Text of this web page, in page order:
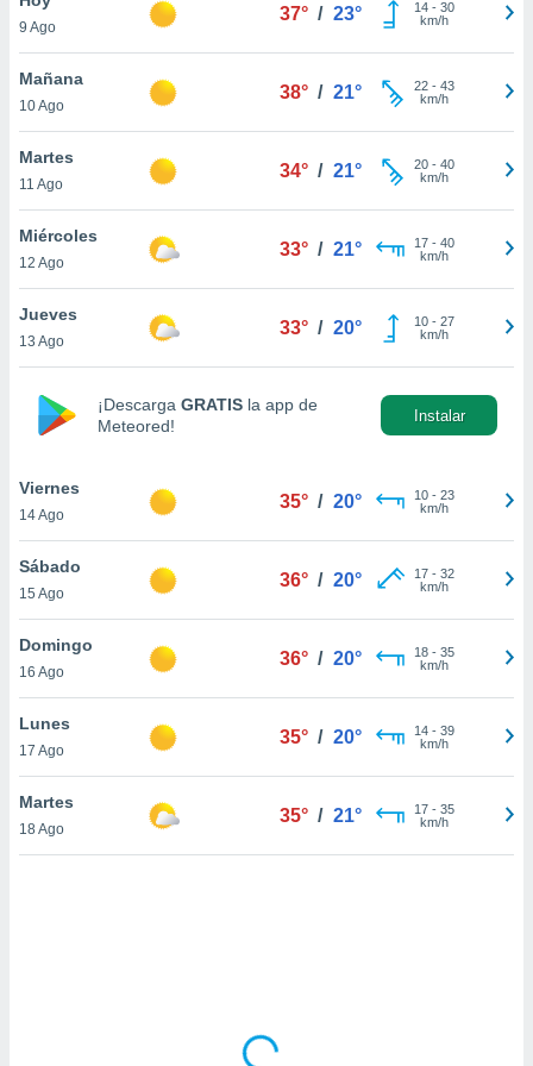
en
más
nuestra
de
aceptar
de
sitio
En
sean
el sitio
ni para
o
9 Ago
37° / 23° 14- 30
km/h
Mañana
10 Ago
38° / 21° 22- 43
km/h
Martes
11 Ago
34° / 21° 20- 40
km/h
Miércoles
12 Ago
33° / 21° 17- 40
km/h
Jueves
13 Ago
33° / 20° 10- 27
km/h
¡Descarga GRATIS la app de
Meteored!
Instalar
Viernes
14 Ago
35° / 20° 10- 23
km/h
Sábado
15 Ago
36° / 20° 17- 32
km/h
Domingo
16 Ago
36° / 20° 18- 35
km/h
Lunes
17 Ago
35° / 20° 14- 39
km/h
Martes
18 Ago
35° / 21° 17- 35
km/h